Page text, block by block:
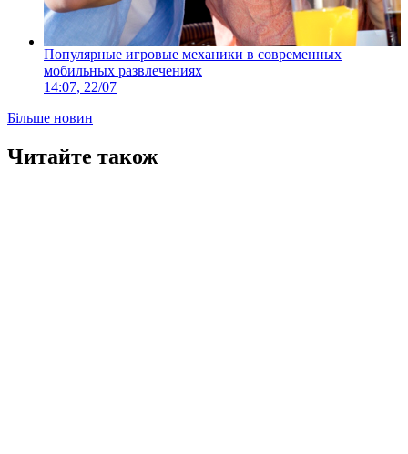
Популярные игровые механики в современных
мобильных развлечениях
14:07, 22/07
Більше новин
Читайте також